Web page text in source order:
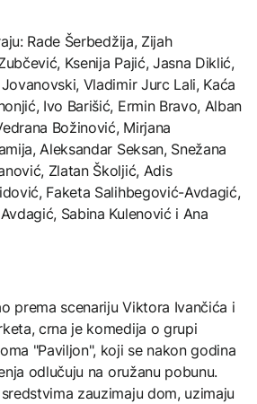
Rade Šerbedžija, Zijah
Ksenija Pajić, Jasna Diklić,
Vladimir Jurc Lali, Kaća
Ivo Barišić, Ermin Bravo, Alban
Božinović, Mirjana
Aleksandar Seksan, Snežana
Zlatan Školjić, Adis
Faketa Salihbegović-Avdagić,
Sabina Kulenović i Ana
prema scenariju Viktora Ivančića i
crna je komedija o grupi
"Paviljon", koji se nakon godina
odlučuju na oružanu pobunu.
zauzimaju dom, uzimaju